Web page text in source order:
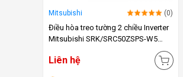
Mitsubishi (0)
Điều hòa treo tường 2 chiều Inverter
Mitsubishi SRK/SRC50ZSPS-W5
Liên hệ